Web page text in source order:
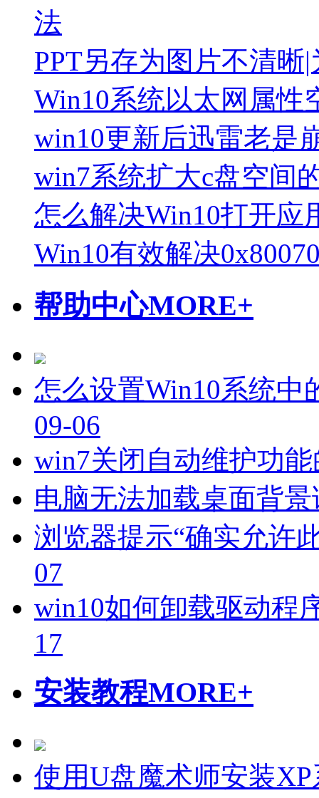
法
PPT另存为图片不清晰
Win10系统以太网属性
win10更新后迅雷老是
win7系统扩大c盘空间
怎么解决Win10打开应
Win10有效解决
帮助中心MORE+
怎么设置Win10系统中
09-06
win7关闭自动维护功
电脑无法加载桌面背
浏览器提示“确实允许
07
win10如何卸载驱动程
17
安装教程MORE+
使用U盘魔术师安装